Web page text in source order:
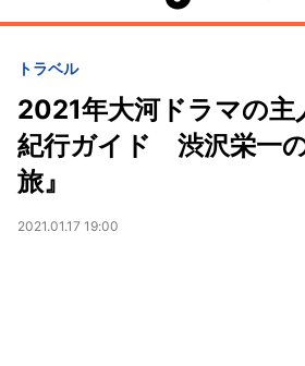
トラベル
2021年大河ドラマの
紀行ガイド 渋沢栄一
旅』
2021.01.17 19:00